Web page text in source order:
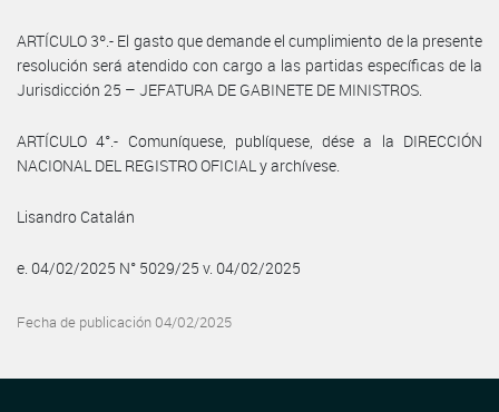
ARTÍCULO 3º.- El gasto que demande el cumplimiento de la presente
resolución será atendido con cargo a las partidas específicas de la
Jurisdicción 25 – JEFATURA DE GABINETE DE MINISTROS.
ARTÍCULO 4°.- Comuníquese, publíquese, dése a la DIRECCIÓN
NACIONAL DEL REGISTRO OFICIAL y archívese.
Lisandro Catalán
e. 04/02/2025 N° 5029/25 v. 04/02/2025
Fecha de publicación 04/02/2025